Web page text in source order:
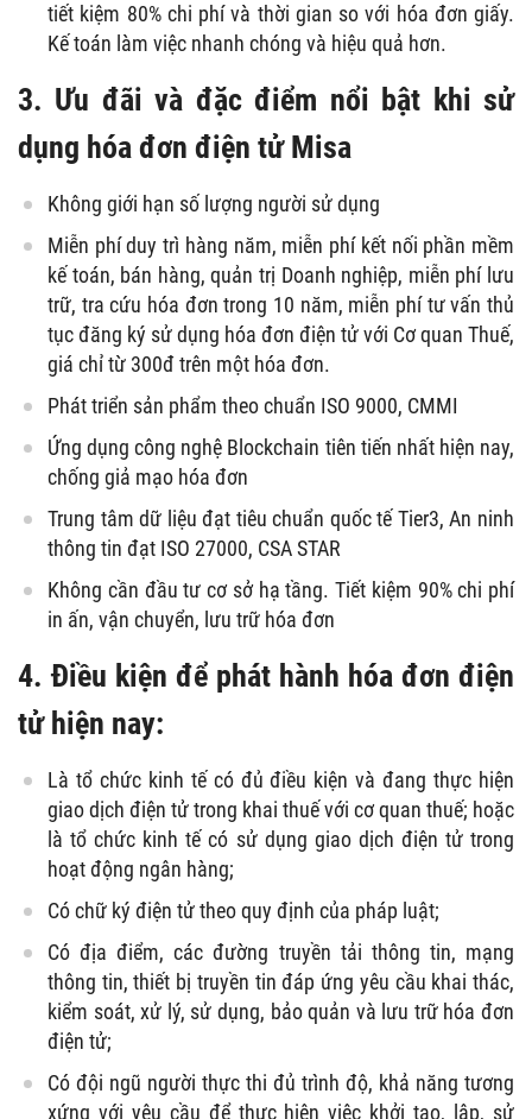
tiết kiệm 80% chi phí và thời gian so với hóa đơn giấy.
Kế toán làm việc nhanh chóng và hiệu quả hơn.
3. Ưu đãi và đặc điểm nổi bật khi sử
dụng hóa đơn điện tử Misa
Không giới hạn số lượng người sử dụng
Miễn phí duy trì hàng năm, miễn phí kết nối phần mềm
kế toán, bán hàng, quản trị Doanh nghiệp, miễn phí lưu
trữ, tra cứu hóa đơn trong 10 năm, miễn phí tư vấn thủ
tục đăng ký sử dụng hóa đơn điện tử với Cơ quan Thuế,
giá chỉ từ 300đ trên một hóa đơn.
Phát triển sản phẩm theo chuẩn ISO 9000, CMMI
Ứng dụng công nghệ Blockchain tiên tiến nhất hiện nay,
chống giả mạo hóa đơn
Trung tâm dữ liệu đạt tiêu chuẩn quốc tế Tier3, An ninh
thông tin đạt ISO 27000, CSA STAR
Không cần đầu tư cơ sở hạ tầng. Tiết kiệm 90% chi phí
in ấn, vận chuyển, lưu trữ hóa đơn
4. Điều kiện để phát hành hóa đơn điện
tử hiện nay:
Là tổ chức kinh tế có đủ điều kiện và đang thực hiện
giao dịch điện tử trong khai thuế với cơ quan thuế; hoặc
là tổ chức kinh tế có sử dụng giao dịch điện tử trong
hoạt động ngân hàng;
Có chữ ký điện tử theo quy định của pháp luật;
Có địa điểm, các đường truyền tải thông tin, mạng
thông tin, thiết bị truyền tin đáp ứng yêu cầu khai thác,
kiểm soát, xử lý, sử dụng, bảo quản và lưu trữ hóa đơn
điện tử;
Có đội ngũ người thực thi đủ trình độ, khả năng tương
xứng với yêu cầu để thực hiện việc khởi tạo, lập, sử